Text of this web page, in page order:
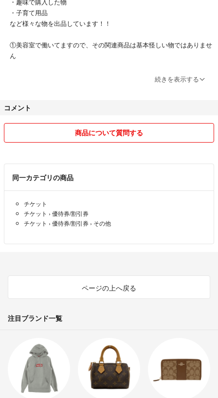
・子育て用品
など様々な物を出品しています！！
①美容室で働いてますので、その関連商品は基本怪しい物ではありませ
ん
②出品物は基本そのまま伝票を貼って発送したり、厳重に梱包などはし
❸オフィシャルな物以外(出どころのわからない物)は出品しないので安
④出品物の発送は当日から翌日までに発送できるように全力で頑張りま
⑤購入申請が設定されていない場合は確認のコメントはいらないのでそ
のままご購入ください！
❻購入後、取り引き途中、キャンセル、返品など基本ルール以外の迷惑
行為は本当にやめてください。基本的には買うか買わないかの2択しか
ありません。
続きを表示する
コメント
商品について質問する
同一カテゴリの商品
チケット
チケット › 優待券/割引券
チケット › 優待券/割引券 › その他
ページの上へ戻る
注目ブランド一覧